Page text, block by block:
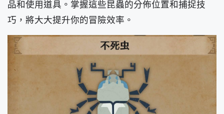
品和使用道具。掌握這些昆蟲的分佈位置和捕捉技
巧，將大大提升你的冒險效率。